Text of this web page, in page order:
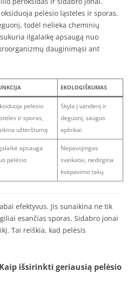
pelėsio ląsteles ir sporas.
todėl nelieka cheminių
ilgalaikę apsaugą nuo
dauginimąsi ant
EKOLOGIŠKUMAS
pelėsio
ir sporas,
užterštumą
Skyla į vandenį ir
deguonį, saugus
aplinkai
apsauga
pelėsio
Nepavojingas
sveikatai, nedirgina
kvėpavimo takų
efektyvus. Jis sunaikina ne tik
esančias sporas. Sidabro jonai
Tai reiškia, kad pelėsis
išsirinkti geriausią pelėsio